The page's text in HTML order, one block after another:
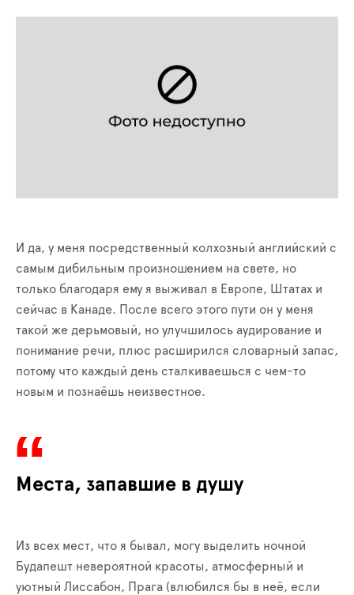
И да, у меня посредственный колхозный английский с
самым дибильным произношением на свете, но
только благодаря ему я выживал в Европе, Штатах и
сейчас в Канаде. После всего этого пути он у меня
такой же дерьмовый, но улучшилось аудирование и
понимание речи, плюс расширился словарный запас,
потому что каждый день сталкиваешься с чем-то
новым и познаёшь неизвестное.
Места, запавшие в душу
Из всех мест, что я бывал, могу выделить ночной
Будапешт невероятной красоты, атмосферный и
уютный Лиссабон, Прага (влюбился бы в неё, если